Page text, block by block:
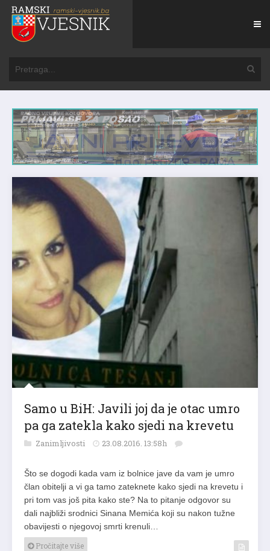
Samo u BiH: Javili joj da je otac umro
pa ga zatekla kako sjedi na krevetu
Zanimljivosti 23.08.2016. 13:58h
Što se dogodi kada vam iz bolnice jave da vam je umro
član obitelji a vi ga tamo zateknete kako sjedi na krevetu i
pri tom vas još pita kako ste? Na to pitanje odgovor su
dali najbliži srodnici Sinana Memića koji su nakon tužne
obavijesti o njegovoj smrti krenuli…
Pročitajte više